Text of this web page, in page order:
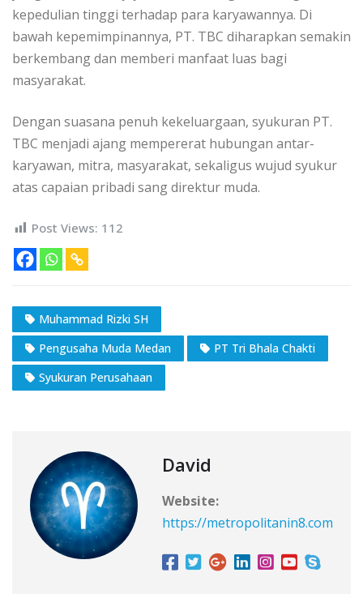
kepedulian tinggi terhadap para karyawannya. Di
bawah kepemimpinannya, PT. TBC diharapkan semakin
berkembang dan memberi manfaat luas bagi
masyarakat.
Dengan suasana penuh kekeluargaan, syukuran PT.
TBC menjadi ajang mempererat hubungan antar-
karyawan, mitra, masyarakat, sekaligus wujud syukur
atas capaian pribadi sang direktur muda.
Post Views: 112
Muhammad Rizki SH
Pengusaha Muda Medan
PT Tri Bhala Chakti
Syukuran Perusahaan
David
Website:
https://metropolitanin8.com